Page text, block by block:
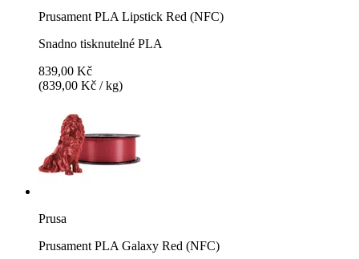
Prusament PLA Lipstick Red (NFC)
Snadno tisknutelné PLA
839,00 Kč
(839,00 Kč / kg)
Prusa
Prusament PLA Galaxy Red (NFC)